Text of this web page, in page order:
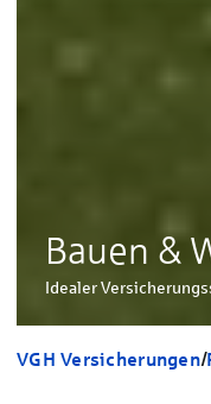
Bauen &
Idealer
VGH Versicherungen/